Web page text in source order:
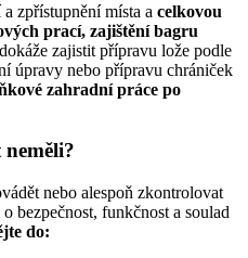
zpřístupnění místa a celkovou
prací, zajištění bagru
zajistit přípravu lože podle
úpravy nebo přípravu chrániček
zahradní práce po
nebo alespoň zkontrolovat
bezpečnost, funkčnost a soulad
do: